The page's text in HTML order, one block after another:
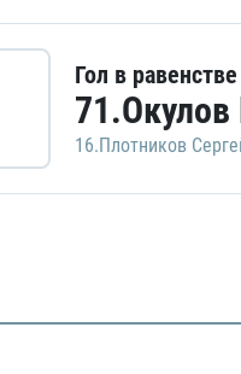
Гол в равенстве
71.Окулов
16.Плотников